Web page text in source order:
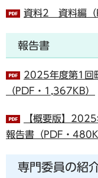
資料2 資料編（
報告書
2025年度第1回
（PDF・1,367KB）
【概要版】
報告書（PDF・
専門委員の紹